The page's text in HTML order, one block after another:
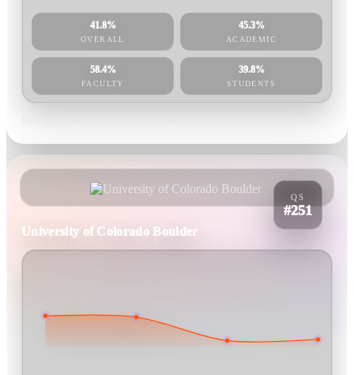
41.8%
OVERALL
45.3%
ACADEMIC
58.4%
FACULTY
39.8%
STUDENTS
QS
#251
University of Colorado Boulder